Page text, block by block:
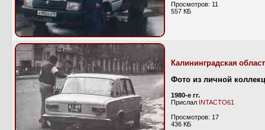
Просмотров: 11
557 КБ
Калининградская
Фото из личной
1980-е гг.
Прислал INTACTO61
Просмотров: 17
436 КБ